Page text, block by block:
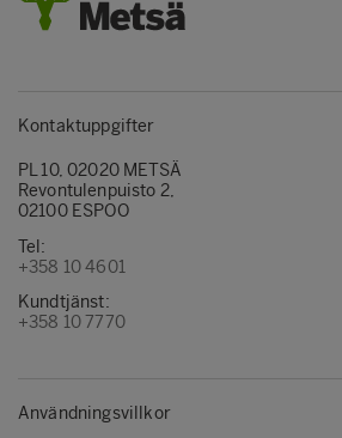
Kontaktuppgifter
PL 10, 02020 METSÄ
Revontulenpuisto 2,
02100 ESPOO
Tel:
+358 10 4601
Kundtjänst:
+358 10 7770
Användningsvillkor